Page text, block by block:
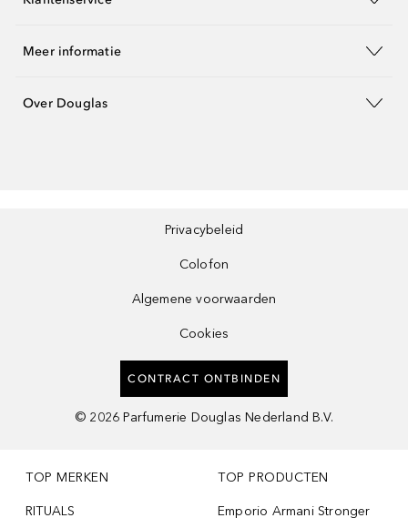
Meer informatie
Over Douglas
Privacybeleid
Colofon
Algemene voorwaarden
Cookies
CONTRACT ONTBINDEN
© 2026 Parfumerie Douglas Nederland B.V.
TOP MERKEN
RITUALS
TOP PRODUCTEN
Emporio Armani Stronger